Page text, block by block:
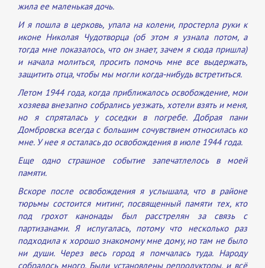
жила ее маленькая дочь.
И я пошла в церковь, упала на колени, простерла руки к
иконе Николая Чудотворца (об этом я узнала потом, а
тогда мне показалось, что он знает, зачем я сюда пришла)
и начала молиться, просить помочь мне все выдержать,
защитить отца, чтобы мы могли когда-нибудь встретиться.
Летом 1944 года, когда приближалось освобождение, мои
хозяева внезапно собрались уезжать, хотели взять и меня,
но я спряталась у соседки в погребе. Добрая пани
Домбровска всегда с большим сочувствием относилась ко
мне. У нее я осталась до освобождения в июле 1944 года.
Еще одно страшное событие запечатлелось в моей
памяти.
Вскоре после освобождения я услышала, что в районе
тюрьмы состоится митинг, посвященный памяти тех, кто
под грохот канонады был расстрелян за связь с
партизанами. Я испугалась, потому что несколько раз
подходила к хорошо знакомому мне дому, но там не было
ни души. Через весь город я помчалась туда. Народу
собралось много. Были установлены репродукторы, и всё